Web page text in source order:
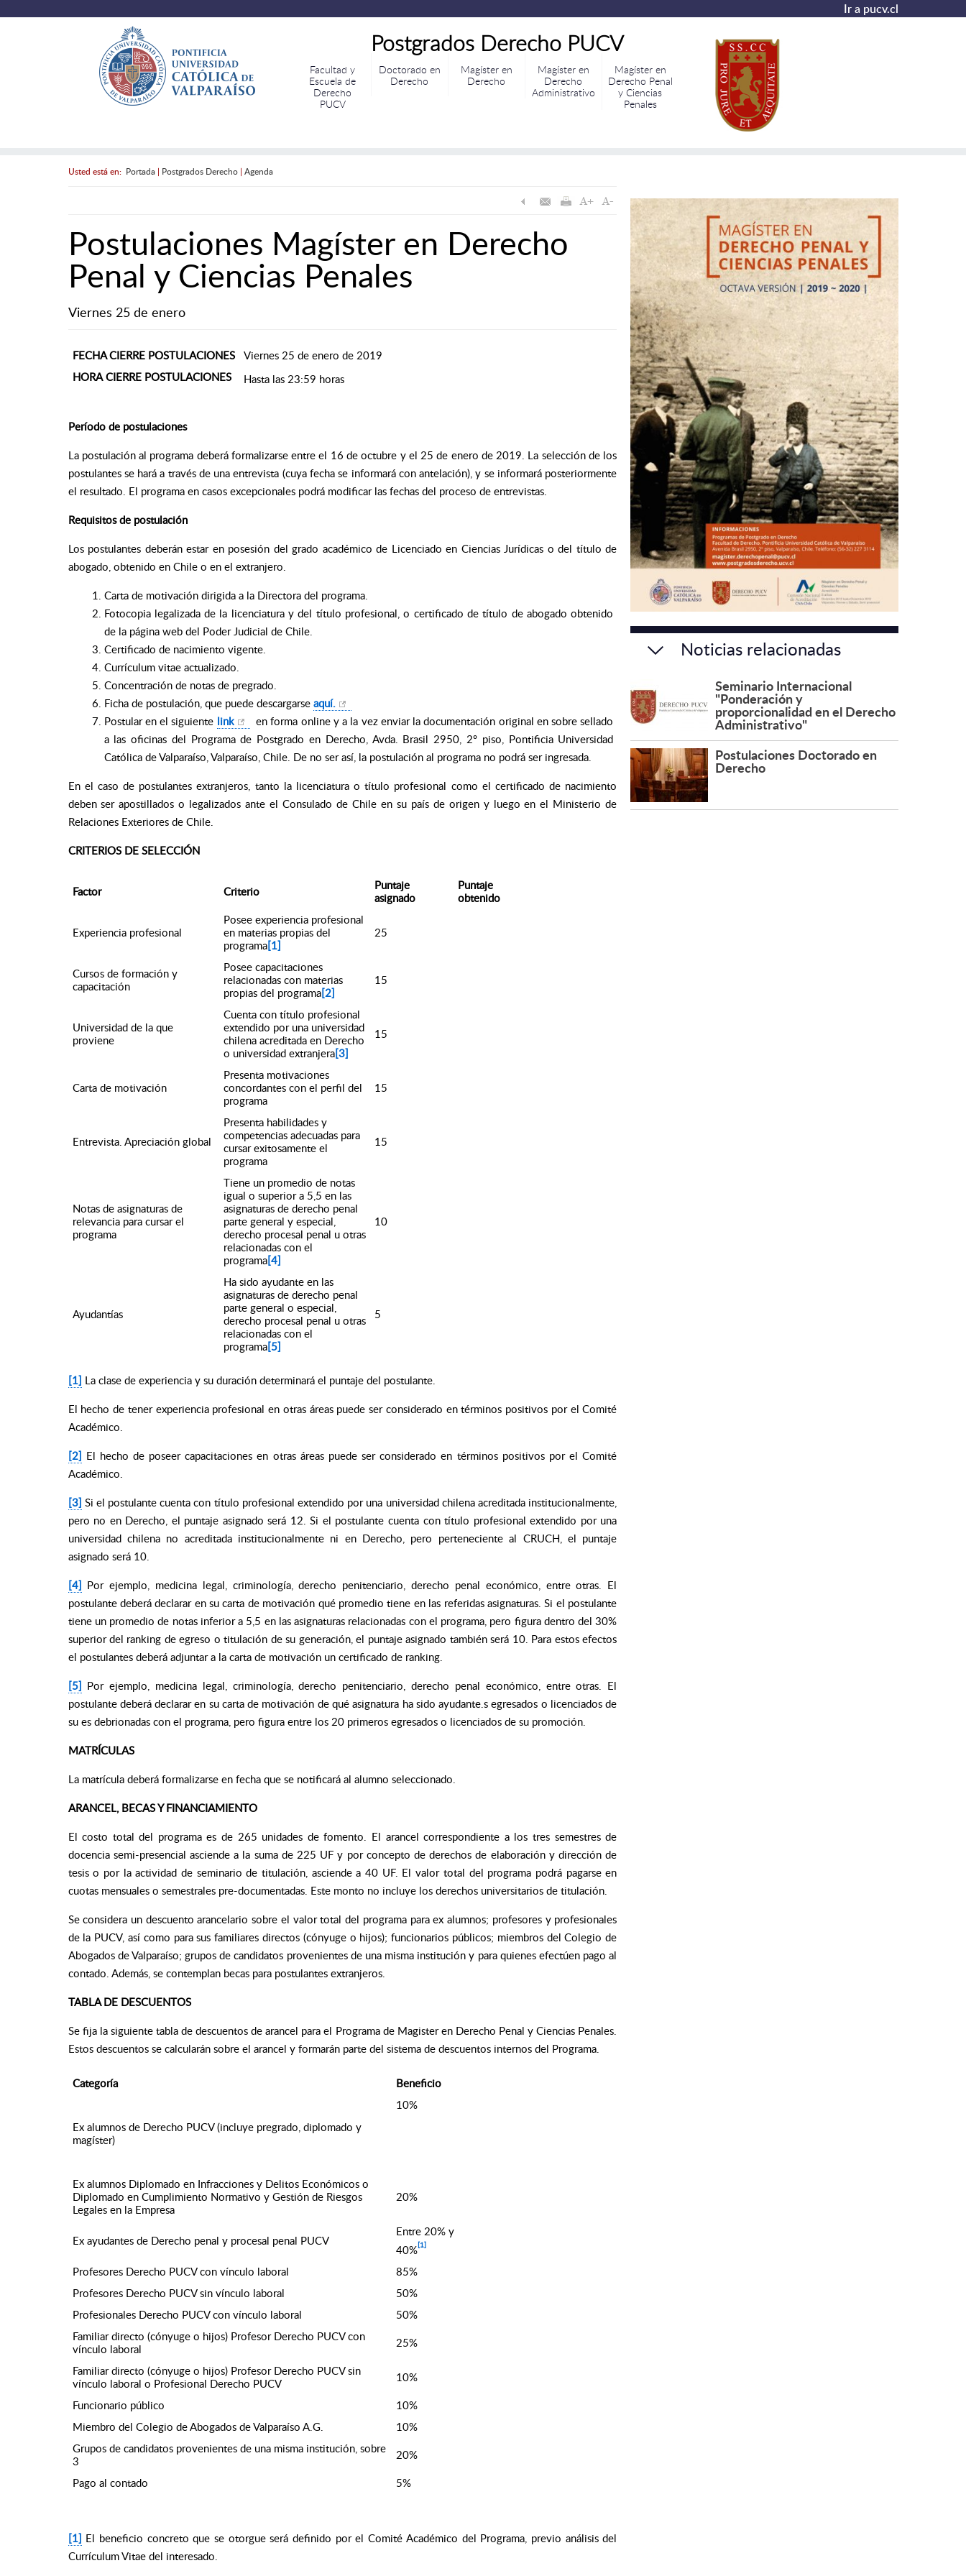
Ir a pucv.cl
Postgrados Derecho PUCV
Facultad y
Escuela de
Derecho
PUCV
Doctorado en
Derecho
Magíster en
Derecho
Magíster en
Derecho
Administrativo
Magíster en
Derecho Penal
y Ciencias
Penales
Usted está en: Portada| Postgrados Derecho| Agenda
Postulaciones Magíster en Derecho
Penal y Ciencias Penales
Viernes 25 de enero
FECHA CIERRE POSTULACIONES
Viernes 25 de enero de 2019
HORA CIERRE POSTULACIONES
Hasta las 23:59 horas
Período de postulaciones
La postulación al programa deberá formalizarse entre el 16 de octubre y el 25 de enero de 2019. La selección de los
postulantes se hará a través de una entrevista (cuya fecha se informará con antelación), y se informará posteriormente
el resultado. El programa en casos excepcionales podrá modificar las fechas del proceso de entrevistas.
Requisitos de postulación
Los postulantes deberán estar en posesión del grado académico de Licenciado en Ciencias Jurídicas o del título de
abogado, obtenido en Chile o en el extranjero.
Carta de motivación dirigida a la Directora del programa.
Fotocopia legalizada de la licenciatura y del título profesional, o certificado de título de abogado obtenido
de la página web del Poder Judicial de Chile.
Certificado de nacimiento vigente.
Currículum vitae actualizado.
Concentración de notas de pregrado.
Ficha de postulación, que puede descargarse aquí.
Postular en el siguiente link
en forma online y a la vez enviar la documentación original en sobre sellado
a las oficinas del Programa de Postgrado en Derecho, Avda. Brasil 2950, 2º piso, Pontificia Universidad
Católica de Valparaíso, Valparaíso, Chile. De no ser así, la postulación al programa no podrá ser ingresada.
En el caso de postulantes extranjeros, tanto la licenciatura o título profesional como el certificado de nacimiento
deben ser apostillados o legalizados ante el Consulado de Chile en su país de origen y luego en el Ministerio de
Relaciones Exteriores de Chile.
CRITERIOS DE SELECCIÓN
Factor Criterio
Puntaje
asignado
Puntaje
obtenido
Experiencia profesional
Posee experiencia profesional
en materias propias del
programa[1]
25
Cursos de formación y
capacitación
Posee capacitaciones
relacionadas con materias
propias del programa[2]
15
Universidad de la que
proviene
Cuenta con título profesional
extendido por una universidad
chilena acreditada en Derecho
o universidad extranjera[3]
15
Carta de motivación
Presenta motivaciones
concordantes con el perfil del
programa
15
Entrevista. Apreciación global
Presenta habilidades y
competencias adecuadas para
cursar exitosamente el
programa
15
Notas de asignaturas de
relevancia para cursar el
programa
Tiene un promedio de notas
igual o superior a 5,5 en las
asignaturas de derecho penal
parte general y especial,
derecho procesal penal u otras
relacionadas con el
programa[4]
10
Ayudantías
Ha sido ayudante en las
asignaturas de derecho penal
parte general o especial,
derecho procesal penal u otras
relacionadas con el
programa[5]
5
[1] La clase de experiencia y su duración determinará el puntaje del postulante.
El hecho de tener experiencia profesional en otras áreas puede ser considerado en términos positivos por el Comité
Académico.
[2] El hecho de poseer capacitaciones en otras áreas puede ser considerado en términos positivos por el Comité
Académico.
[3] Si el postulante cuenta con título profesional extendido por una universidad chilena acreditada institucionalmente,
pero no en Derecho, el puntaje asignado será 12. Si el postulante cuenta con título profesional extendido por una
universidad chilena no acreditada institucionalmente ni en Derecho, pero perteneciente al CRUCH, el puntaje
asignado será 10.
[4] Por ejemplo, medicina legal, criminología, derecho penitenciario, derecho penal económico, entre otras. El
postulante deberá declarar en su carta de motivación qué promedio tiene en las referidas asignaturas. Si el postulante
tiene un promedio de notas inferior a 5,5 en las asignaturas relacionadas con el programa, pero figura dentro del 30%
superior del ranking de egreso o titulación de su generación, el puntaje asignado también será 10. Para estos efectos
el postulantes deberá adjuntar a la carta de motivación un certificado de ranking.
[5] Por ejemplo, medicina legal, criminología, derecho penitenciario, derecho penal económico, entre otras. El
postulante deberá declarar en su carta de motivación de qué asignatura ha sido ayudante.s egresados o licenciados de
su es debrionadas con el programa, pero figura entre los 20 primeros egresados o licenciados de su promoción.
MATRÍCULAS
La matrícula deberá formalizarse en fecha que se notificará al alumno seleccionado.
ARANCEL, BECAS Y FINANCIAMIENTO
El costo total del programa es de 265 unidades de fomento. El arancel correspondiente a los tres semestres de
docencia semi-presencial asciende a la suma de 225 UF y por concepto de derechos de elaboración y dirección de
tesis o por la actividad de seminario de titulación, asciende a 40 UF. El valor total del programa podrá pagarse en
cuotas mensuales o semestrales pre-documentadas. Este monto no incluye los derechos universitarios de titulación.
Se considera un descuento arancelario sobre el valor total del programa para ex alumnos; profesores y profesionales
de la PUCV, así como para sus familiares directos (cónyuge o hijos); funcionarios públicos; miembros del Colegio de
Abogados de Valparaíso; grupos de candidatos provenientes de una misma institución y para quienes efectúen pago al
contado. Además, se contemplan becas para postulantes extranjeros.
TABLA DE DESCUENTOS
Se fija la siguiente tabla de descuentos de arancel para el Programa de Magister en Derecho Penal y Ciencias Penales.
Estos descuentos se calcularán sobre el arancel y formarán parte del sistema de descuentos internos del Programa.
Categoría Beneficio
Ex alumnos de Derecho PUCV (incluye pregrado, diplomado y
magíster)
10%
Ex alumnos Diplomado en Infracciones y Delitos Económicos o
Diplomado en Cumplimiento Normativo y Gestión de Riesgos
Legales en la Empresa
20%
Ex ayudantes de Derecho penal y procesal penal PUCV
Entre 20% y
40%[1]
Profesores Derecho PUCV con vínculo laboral
85%
Profesores Derecho PUCV sin vínculo laboral
50%
Profesionales Derecho PUCV con vínculo laboral
50%
Familiar directo (cónyuge o hijos) Profesor Derecho PUCV con
vínculo laboral
25%
Familiar directo (cónyuge o hijos) Profesor Derecho PUCV sin
vínculo laboral o Profesional Derecho PUCV
10%
Funcionario público
10%
Miembro del Colegio de Abogados de Valparaíso A.G.
10%
Grupos de candidatos provenientes de una misma institución, sobre
3
20%
Pago al contado
5%
[1] El beneficio concreto que se otorgue será definido por el Comité Académico del Programa, previo análisis del
Currículum Vitae del interesado.
Noticias relacionadas
Seminario Internacional
"Ponderación y
proporcionalidad en el Derecho
Administrativo"
Postulaciones Doctorado en
Derecho